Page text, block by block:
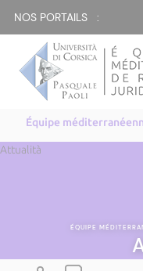
NOS PORTAILS :
Équipe
Attualità
ÉQUIPE